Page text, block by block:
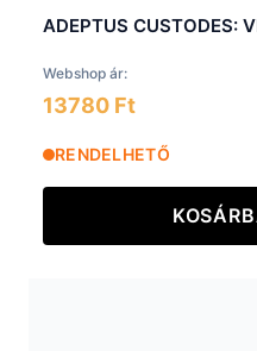
ADEPTUS CUSTODES:
Webshop ár:
13780 Ft
RENDELHETŐ